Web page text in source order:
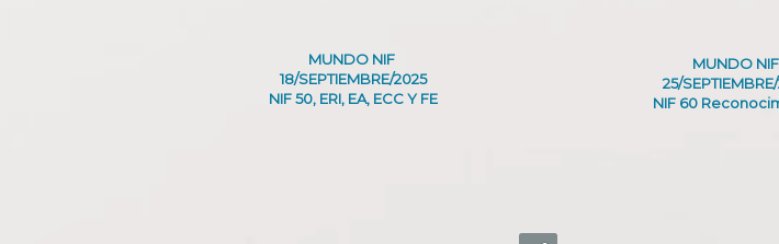
MUNDO NIF
18/SEPTIEMBRE/2025
NIF 50, ERI, EA, ECC Y FE
MUNDO NIF
25/
NIF 60